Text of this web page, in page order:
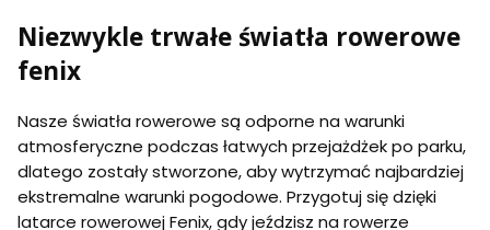
Niezwykle trwałe światła rowerowe
fenix
Nasze światła rowerowe są odporne na warunki
atmosferyczne podczas łatwych przejażdżek po parku,
dlatego zostały stworzone, aby wytrzymać najbardziej
ekstremalne warunki pogodowe. Przygotuj się dzięki
latarce rowerowej Fenix, gdy jeździsz na rowerze